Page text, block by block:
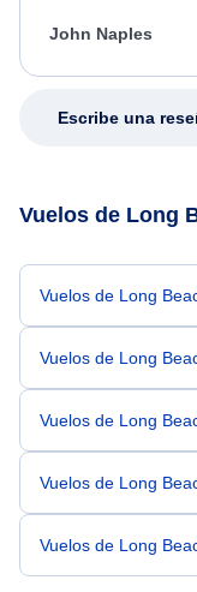
appreciate her
John Naples
Escribe una
Vuelos de Long
Vuelos de Long
Vuelos de Long
Vuelos de Long
Vuelos de Long
Vuelos de Long